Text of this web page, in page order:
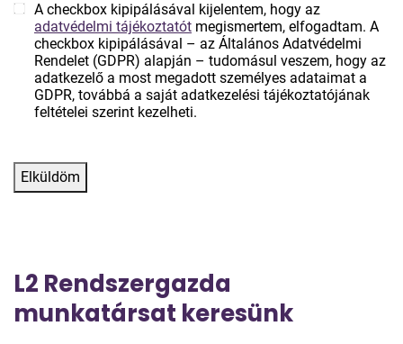
(Kötelező)
A checkbox kipipálásával kijelentem, hogy az
adatvédelmi tájékoztatót megismertem, elfogadtam. A
checkbox kipipálásával – az Általános Adatvédelmi
Rendelet (GDPR) alapján – tudomásul veszem, hogy az
adatkezelő a most megadott személyes adataimat a
GDPR, továbbá a saját adatkezelési tájékoztatójának
feltételei szerint kezelheti.
Elküldöm
L2 Rendszergazda
munkatársat keresünk